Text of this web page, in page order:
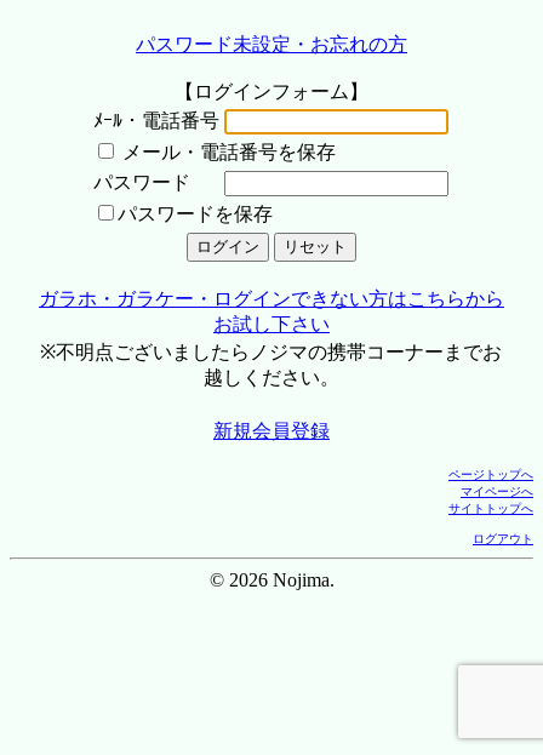
パスワード未設定・お忘れの方
【ログインフォーム】
ﾒｰﾙ・電話番号
メール・電話番号を保存
パスワード
パスワードを保存
ガラホ・ガラケー・ログインできない方はこちらから
お試し下さい
※不明点ございましたらノジマの携帯コーナーまでお
越しください。
新規会員登録
ページトップへ
マイページへ
サイトトップへ
ログアウト
© 2026 Nojima.